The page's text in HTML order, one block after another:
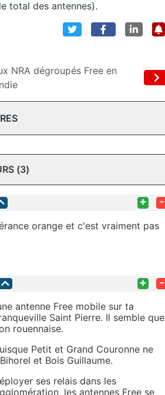
total des antennes).
NRA dégroupés Free en
(3)
+ -
orange et c'est vraiment pas
+ -
antenne Free mobile sur ta
Saint Pierre. Il semble que
rouennaise.
Petit et Grand Couronne ne
et Bois Guillaume.
ses relais dans les
les antennes Free se